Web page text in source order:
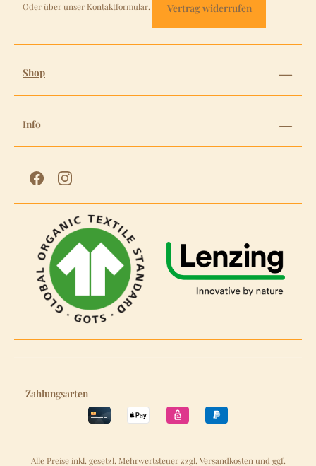
Oder über unser Kontaktformular. Vertrag widerrufen
Shop
Info
Zahlungsarten
Alle Preise inkl. gesetzl. Mehrwertsteuer zzgl. Versandkosten und ggf.